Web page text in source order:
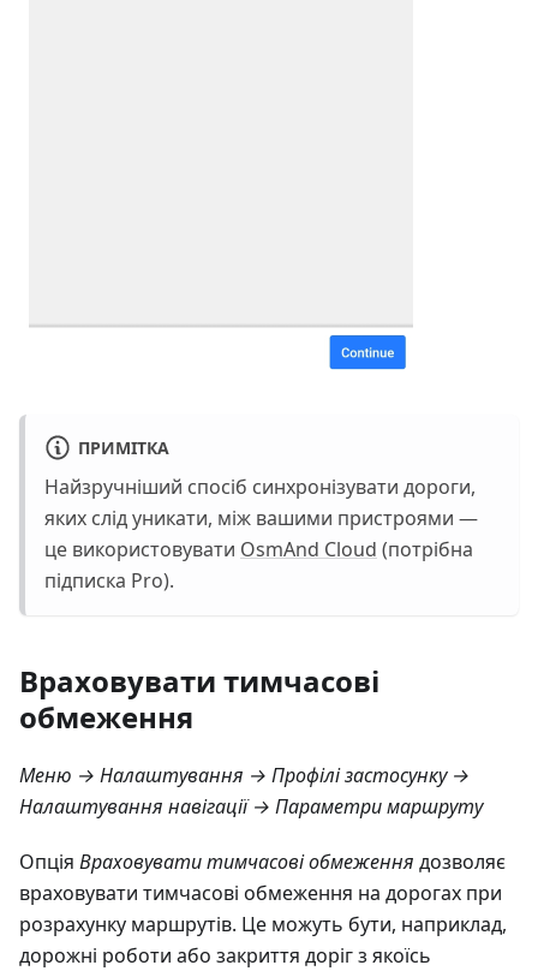
ПРИМІТКА
Найзручніший спосіб синхронізувати дороги,
яких слід уникати, між вашими пристроями —
це використовувати OsmAnd Cloud (потрібна
підписка Pro).
Враховувати тимчасові
обмеження
Меню → Налаштування → Профілі застосунку →
Налаштування навігації → Параметри маршруту
Опція Враховувати тимчасові обмеження дозволяє
враховувати тимчасові обмеження на дорогах при
розрахунку маршрутів. Це можуть бути, наприклад,
дорожні роботи або закриття доріг з якоїсь